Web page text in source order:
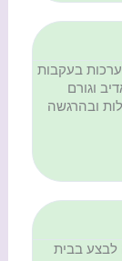
בעקבות
אדיב וגורם
ובהרגשה
לבצע בבית